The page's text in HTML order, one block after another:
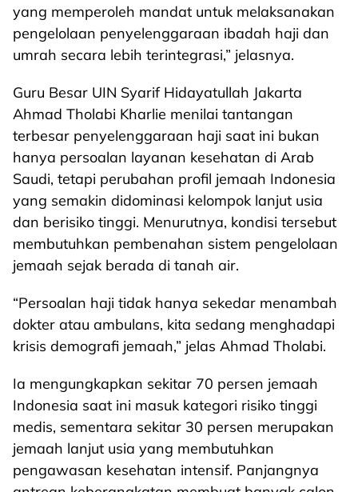
yang memperoleh mandat untuk melaksanakan
pengelolaan penyelenggaraan ibadah haji dan
umrah secara lebih terintegrasi,” jelasnya.
Guru Besar UIN Syarif Hidayatullah Jakarta
Ahmad Tholabi Kharlie menilai tantangan
terbesar penyelenggaraan haji saat ini bukan
hanya persoalan layanan kesehatan di Arab
Saudi, tetapi perubahan profil jemaah Indonesia
yang semakin didominasi kelompok lanjut usia
dan berisiko tinggi. Menurutnya, kondisi tersebut
membutuhkan pembenahan sistem pengelolaan
jemaah sejak berada di tanah air.
“Persoalan haji tidak hanya sekedar menambah
dokter atau ambulans, kita sedang menghadapi
krisis demografi jemaah,” jelas Ahmad Tholabi.
Ia mengungkapkan sekitar 70 persen jemaah
Indonesia saat ini masuk kategori risiko tinggi
medis, sementara sekitar 30 persen merupakan
jemaah lanjut usia yang membutuhkan
pengawasan kesehatan intensif. Panjangnya